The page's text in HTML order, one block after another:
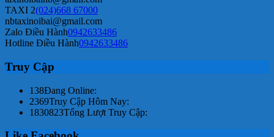
TAXI 2(024)668 67000
nbtaxinoibai@gmail.com
Zalo Điều Hành0942633486
Hotline Điều Hành0942633486
Truy Cập
138Đang Online:
2369Truy Cập Hôm Nay:
1830823Tổng Lượt Truy Cập: